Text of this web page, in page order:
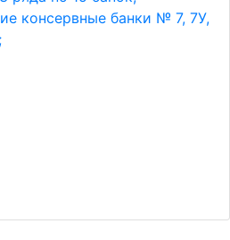
консервные банки № 7, 7У,